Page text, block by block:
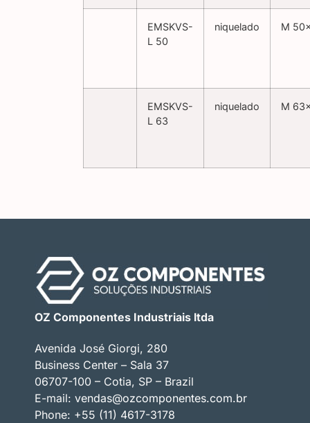
EMSKVS-
L 50
niquelado M
EMSKVS-
L 63
niquelado M
OZ Componentes Industriais ltda
Avenida José Giorgi, 280
Business Center – Sala 37
06707-100 – Cotia, SP – Brazil
E-mail: vendas@ozcomponentes.com.br
Phone: +55 (11) 4617-3178